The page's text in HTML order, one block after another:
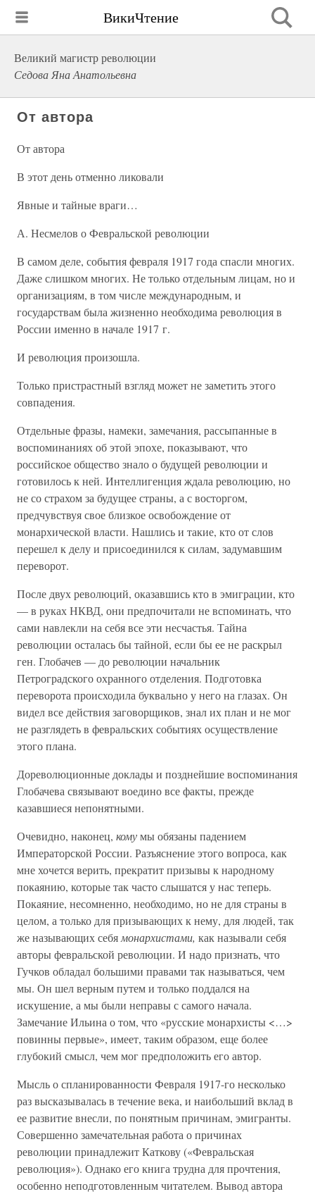
ВикиЧтение
Великий магистр революции
Седова Яна Анатольевна
От автора
От автора
В этот день отменно ликовали
Явные и тайные враги…
А. Несмелов о Февральской революции
В самом деле, события февраля 1917 года спасли многих.
Даже слишком многих. Не только отдельным лицам, но и
организациям, в том числе международным, и
государствам была жизненно необходима революция в
России именно в начале 1917 г.
И революция произошла.
Только пристрастный взгляд может не заметить этого
совпадения.
Отдельные фразы, намеки, замечания, рассыпанные в
воспоминаниях об этой эпохе, показывают, что
российское общество знало о будущей революции и
готовилось к ней. Интеллигенция ждала революцию, но
не со страхом за будущее страны, а с восторгом,
предчувствуя свое близкое освобождение от
монархической власти. Нашлись и такие, кто от слов
перешел к делу и присоединился к силам, задумавшим
переворот.
После двух революций, оказавшись кто в эмиграции, кто
— в руках НКВД, они предпочитали не вспоминать, что
сами навлекли на себя все эти несчастья. Тайна
революции осталась бы тайной, если бы ее не раскрыл
ген. Глобачев — до революции начальник
Петроградского охранного отделения. Подготовка
переворота происходила буквально у него на глазах. Он
видел все действия заговорщиков, знал их план и не мог
не разглядеть в февральских событиях осуществление
этого плана.
Дореволюционные доклады и позднейшие воспоминания
Глобачева связывают воедино все факты, прежде
казавшиеся непонятными.
Очевидно, наконец, комумы обязаны падением
Императорской России. Разъяснение этого вопроса, как
мне хочется верить, прекратит призывы к народному
покаянию, которые так часто слышатся у нас теперь.
Покаяние, несомненно, необходимо, но не для страны в
целом, а только для призывающих к нему, для людей, так
же называющих себя монархистами, как называли себя
авторы февральской революции. И надо признать, что
Гучков обладал большими правами так называться, чем
мы. Он шел верным путем и только поддался на
искушение, а мы были неправы с самого начала.
Замечание Ильина о том, что «русские монархисты <…>
повинны первые», имеет, таким образом, еще более
глубокий смысл, чем мог предположить его автор.
Мысль о спланированности Февраля 1917-го несколько
раз высказывалась в течение века, и наибольший вклад в
ее развитие внесли, по понятным причинам, эмигранты.
Совершенно замечательная работа о причинах
революции принадлежит Каткову («Февральская
революция»). Однако его книга трудна для прочтения,
особенно неподготовленным читателем. Вывод автора